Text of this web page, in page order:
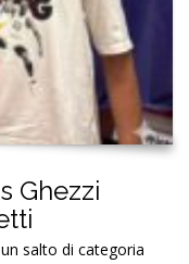
Ghezzi
salto di categoria